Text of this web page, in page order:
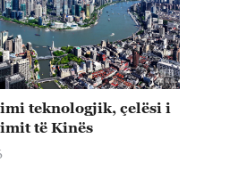
teknologjik, çelësi i
të Kinës